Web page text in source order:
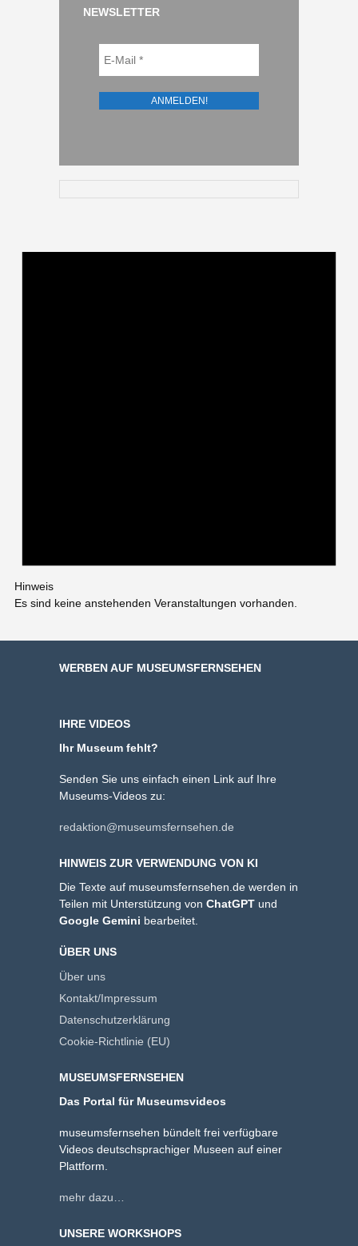
NEWSLETTER
Hinweis
Es sind keine anstehenden Veranstaltungen vorhanden.
WERBEN AUF MUSEUMSFERNSEHEN
IHRE VIDEOS
Ihr Museum fehlt?
Senden Sie uns einfach einen Link auf Ihre
Museums-Videos zu:
redaktion@museumsfernsehen.de
HINWEIS ZUR VERWENDUNG VON KI
Die Texte auf museumsfernsehen.de werden in
Teilen mit Unterstützung von ChatGPT und
Google Gemini bearbeitet.
ÜBER UNS
Über uns
Kontakt/Impressum
Datenschutzerklärung
Cookie-Richtlinie (EU)
MUSEUMSFERNSEHEN
Das Portal für Museumsvideos
museumsfernsehen bündelt frei verfügbare
Videos deutschsprachiger Museen auf einer
Plattform.
mehr dazu…
UNSERE WORKSHOPS